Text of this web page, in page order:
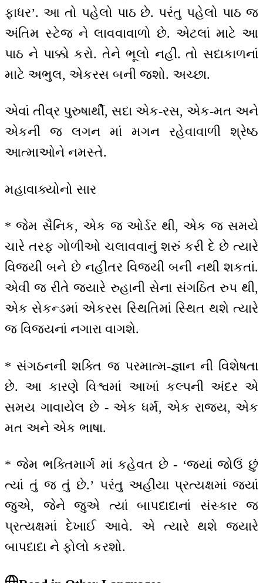
ફાધર’. આ તો પહેલો પાઠ છે. પરંતુ પહેલો પાઠ જ
અંતિમ સ્ટેજ ને લાવવાવાળો છે. એટલાં માટે આ
પાઠ ને પાક્કો કરો. તેને ભૂલો નહીં. તો સદાકાળનાં
માટે અભુલ, એકરસ બની જશો. અચ્છા.
એવાં તીવ્ર પુરુષાર્થી, સદા એક-રસ, એક-મત અને
એકની જ લગન માં મગન રહેવાવાળી શ્રેષ્ઠ
આત્માઓને નમસ્તે.
મહાવાક્યોનો સાર
* જેમ સૈનિક, એક જ ઓર્ડર થી, એક જ સમયે
ચારે તરફ ગોળીઓ ચલાવવાનું શરું કરી દે છે ત્યારે
વિજયી બને છે નહીંતર વિજયી બની નથી શકતાં.
એવી જ રીતે જ્યારે રુહાની સેના સંગઠિત રુપ થી,
એક સેકન્ડમાં એકરસ સ્થિતિમાં સ્થિત થશે ત્યારે
જ વિજયનાં નગારા વાગશે.
* સંગઠનની શક્તિ જ પરમાત્મ-જ્ઞાન ની વિશેષતા
છે. આ કારણે વિશ્વમાં આખાં કલ્પની અંદર એ
સમય ગાવાયેલ છે - એક ધર્મ, એક રાજ્ય, એક
મત અને એક ભાષા.
* જેમ ભક્તિમાર્ગ માં કહેવત છે - ‘જ્યાં જોઉં છું
ત્યાં તું જ તું છે.’ પરંતુ અહીંયા પ્રત્યક્ષમાં જ્યાં
જુએ, જેને જુએ ત્યાં બાપદાદાનાં સંસ્કાર જ
પ્રત્યક્ષમાં દેખાઈ આવે. એ ત્યારે થશે જ્યારે
બાપદાદા ને ફોલો કરશો.